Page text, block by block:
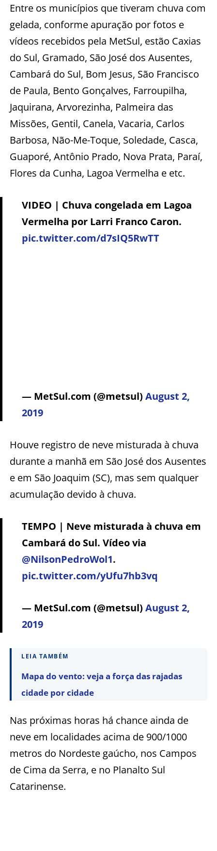
Entre os municípios que tiveram chuva com
gelada, conforme apuração por fotos e
vídeos recebidos pela MetSul, estão Caxias
do Sul, Gramado, São José dos Ausentes,
Cambará do Sul, Bom Jesus, São Francisco
de Paula, Bento Gonçalves, Farroupilha,
Jaquirana, Arvorezinha, Palmeira das
Missões, Gentil, Canela, Vacaria, Carlos
Barbosa, Não-Me-Toque, Soledade, Casca,
Guaporé, Antônio Prado, Nova Prata, Paraí,
Flores da Cunha, Lagoa Vermelha e etc.
VIDEO | Chuva congelada em Lagoa
Vermelha por Larri Franco Caron.
pic.twitter.com/d7sIQ5RwTT
— MetSul.com (@metsul) August 2,
2019
Houve registro de neve misturada à chuva
durante a manhã em São José dos Ausentes
e em São Joaquim (SC), mas sem qualquer
acumulação devido à chuva.
TEMPO | Neve misturada à chuva em
Cambará do Sul. Vídeo via
@NilsonPedroWol1.
pic.twitter.com/yUfu7hb3vq
— MetSul.com (@metsul) August 2,
2019
LEIA TAMBÉM
Mapa do vento: veja a força das rajadas
cidade por cidade
Nas próximas horas há chance ainda de
neve em localidades acima de 900/1000
metros do Nordeste gaúcho, nos Campos
de Cima da Serra, e no Planalto Sul
Catarinense.